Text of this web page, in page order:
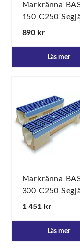
Markränna
150 C250
"WAVE"
890 kr
Läs mer
Markränna
300 C250
"WAVE"
1 451 kr
Läs mer